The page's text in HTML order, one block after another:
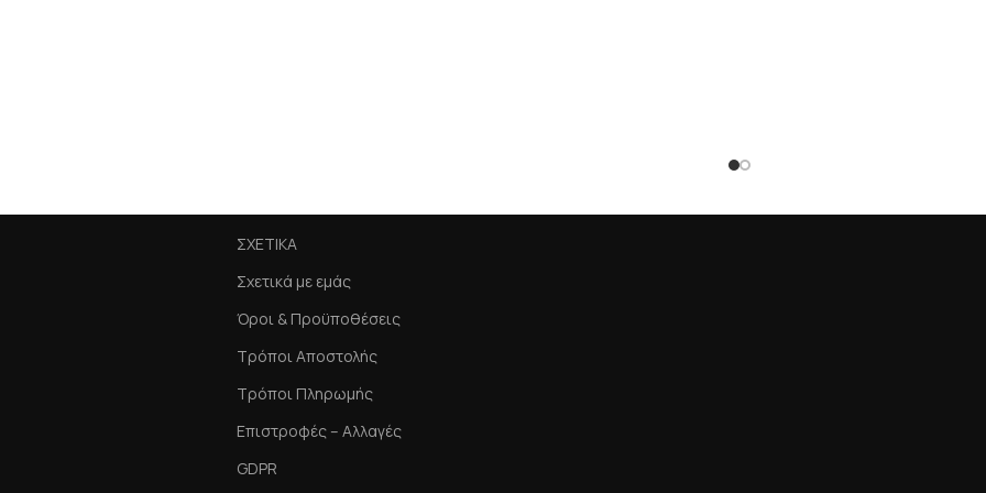
ΣΧΕΤΙΚΑ
Σχετικά με εμάς
Όροι & Προϋποθέσεις
Τρόποι Αποστολής
Τρόποι Πληρωμής
Επιστροφές – Αλλαγές
GDPR